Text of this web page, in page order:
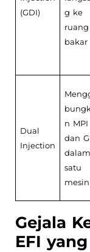
(GDI)
g ke
ruang
bakar
Dual
Injection
n MPI
dan
dalam
satu
mesin
Gejala
EFI